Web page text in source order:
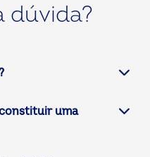
dúvida?
uma